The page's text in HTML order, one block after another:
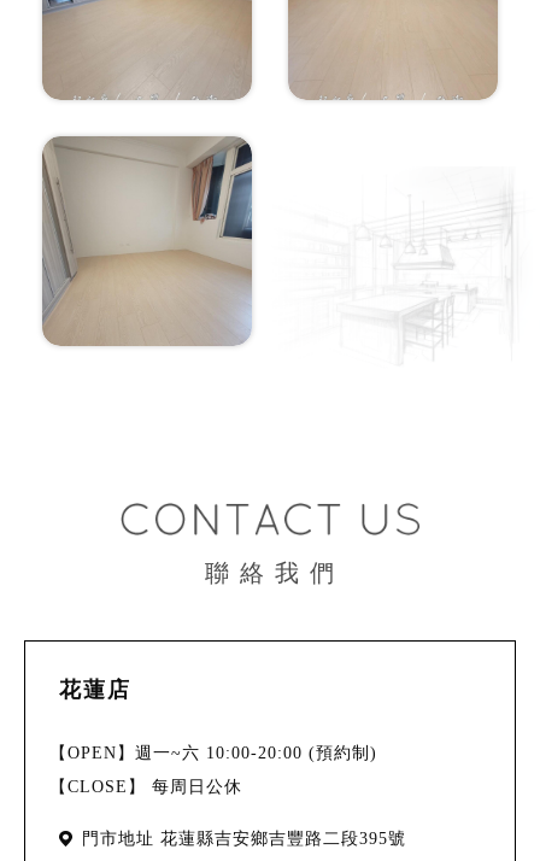
聯 絡 我 們
花蓮店
【OPEN】週一~六 10:00-20:00 (預約制)
【CLOSE】 每周日公休
門市地址 花蓮縣吉安鄉吉豐路二段395號